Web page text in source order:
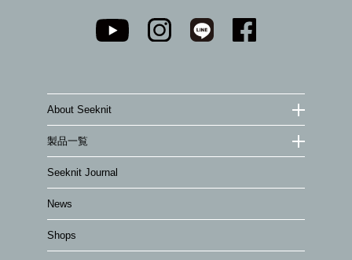
About Seeknit
製品一覧
Seeknit Journal
News
Shops